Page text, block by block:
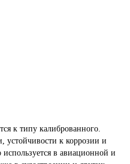
к типу калиброванного.
устойчивости к коррозии и
в авиационной и